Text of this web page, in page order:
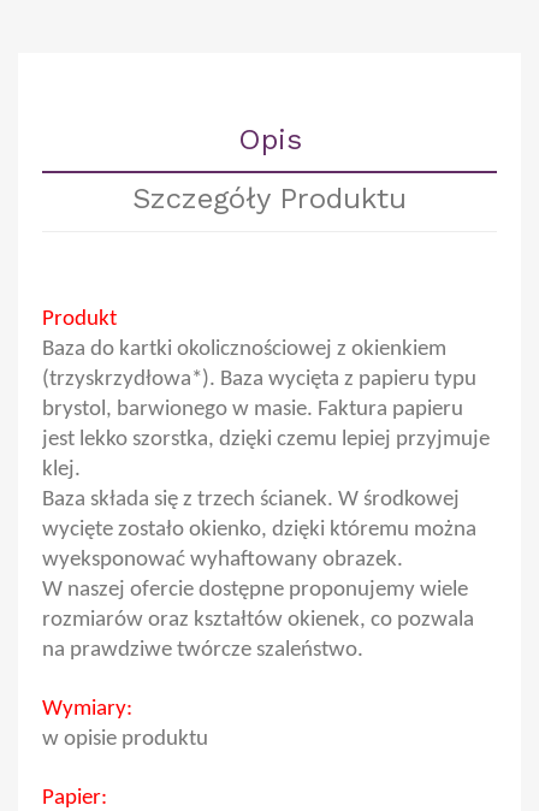
Opis
Szczegóły Produktu
Produkt
Baza do kartki okolicznościowej z okienkiem
(trzyskrzydłowa*). Baza wycięta z papieru typu
brystol, barwionego w masie. Faktura papieru
jest lekko szorstka, dzięki czemu lepiej przyjmuje
klej.
Baza składa się z trzech ścianek. W środkowej
wycięte zostało okienko, dzięki któremu można
wyeksponować wyhaftowany obrazek.
W naszej ofercie dostępne proponujemy wiele
rozmiarów oraz kształtów okienek, co pozwala
na prawdziwe twórcze szaleństwo.
Wymiary:
w opisie produktu
Papier: